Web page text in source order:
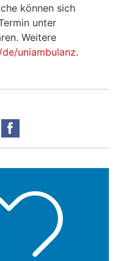
können sich
unter
Weitere
uniambulanz.